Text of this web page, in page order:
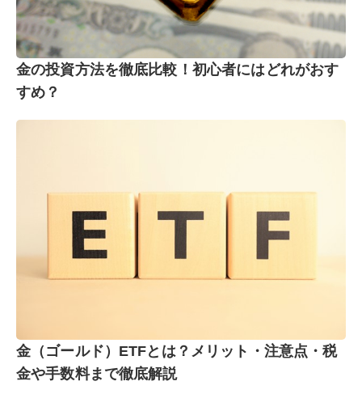
金の投資方法を徹底比較！初心者にはどれがおす
すめ？
金（ゴールド）ETFとは？メリット・注意点・税
金や手数料まで徹底解説